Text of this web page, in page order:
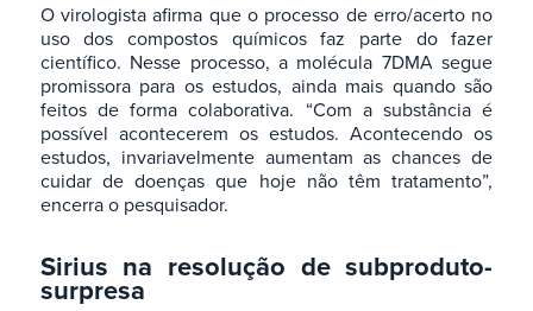
O virologista afirma que o processo de erro/acerto no
uso dos compostos químicos faz parte do fazer
científico. Nesse processo, a molécula 7DMA segue
promissora para os estudos, ainda mais quando são
feitos de forma colaborativa. “Com a substância é
possível acontecerem os estudos. Acontecendo os
estudos, invariavelmente aumentam as chances de
cuidar de doenças que hoje não têm tratamento”,
encerra o pesquisador.
Sirius na resolução de subproduto-
surpresa